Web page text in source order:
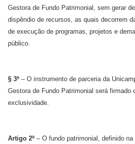
Gestora de Fundo Patrimonial, sem gerar
dispêndio de recursos, as quais decorrem
de execução de programas, projetos e
público.
§ 3º – O instrumento de parceria da
Gestora de Fundo Patrimonial será firmado
exclusividade.
Artigo 2º – O fundo patrimonial, definido